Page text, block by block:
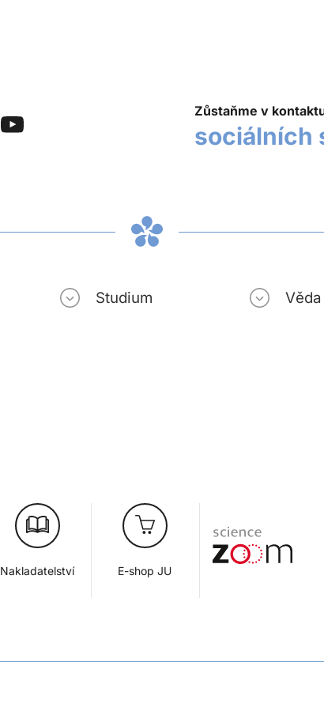
Zůstaňme v
sociálních
Studium
Nakladatelství E-shop JU